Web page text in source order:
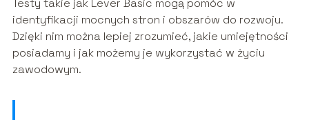
identyfikacji mocnych stron i obszarów do rozwoju.
Dzięki nim można lepiej zrozumieć, jakie umiejętności
posiadamy i jak możemy je wykorzystać w życiu
zawodowym.